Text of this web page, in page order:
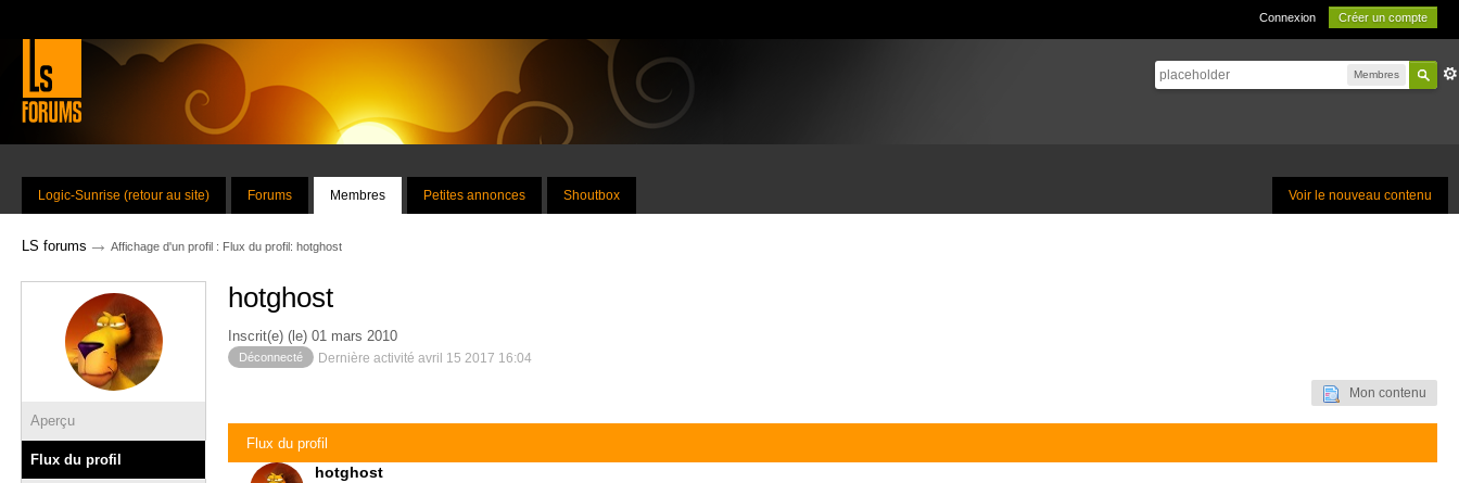
Connexion Créer un compte
Membres
Voir le nouveau contenu
Logic-Sunrise (retour au site) Forums Membres Petites annonces Shoutbox
LS forums → Affichage d'un profil : Flux du profil: hotghost
Aperçu
Flux du profil
hotghost
Inscrit(e) (le) 01 mars 2010
Déconnecté Dernière activité avril 15 2017 16:04
Mon contenu
Flux du profil
hotghost